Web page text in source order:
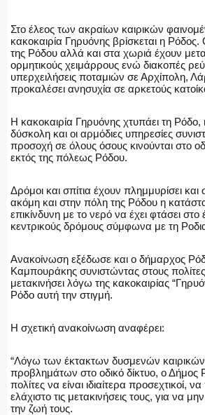
ΛΙΜΕΝΙΚΟ
ΕΝΟΠΛΕΣ ΔΥΝΑΜΕΙΣ
ΟΠΛΑ/ΕΞΟΠΛΙΣΜΟΣ
Στο έλεος των ακραίων καιρικών
κακοκαιρία Γηρυόνης βρίσκεται η
της Ρόδου αλλά και στα χωριά έχουν
ορμητικούς χειμάρρους ενώ διακοπές
υπερχειλήσεις ποταμιών σε Αρχίπολη,
προκαλέσει ανησυχία σε αρκετούς
Η κακοκαιρία Γηρυόνης χτυπάει τη Ρόδο,
δύσκολη και οι αρμόδιες υπηρεσίες
προσοχή σε όλους όσους κινούνται στο
εκτός της πόλεως Ρόδου.
Δρόμοι και σπίτια έχουν πλημμυρίσει
ακόμη και στην πόλη της Ρόδου η
επικίνδυνη με το νερό να έχει φτάσει
κεντρικούς δρόμους σύμφωνα με τη
Ανακοίνωση εξέδωσε και ο δήμαρχος
Καμπουράκης συνιστώντας στους
μετακινήσει λόγω της κακοκαιρίας
Ρόδο αυτή την στιγμή.
Η σχετική ανακοίνωση αναφέρει:
“Λόγω των έκτακτων δυσμενών
προβλημάτων στο οδικό δίκτυο, ο Δήμος
πολίτες να είναι ιδιαίτερα προσεχτικοί,
ελάχιστο τις μετακινήσεις τους, για να
την ζωή τους.